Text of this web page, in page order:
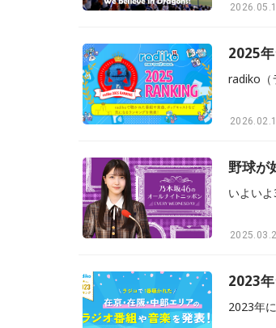
2025
野球が
2023